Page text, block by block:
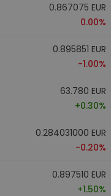
0.867075 EUR
0.00%
0.895851 EUR
-1.00%
63.780 EUR
+0.30%
0.284031000 EUR
-0.20%
0.897510 EUR
+1.50%